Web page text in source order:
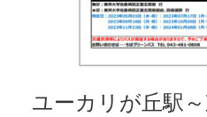
ユーカリが丘駅